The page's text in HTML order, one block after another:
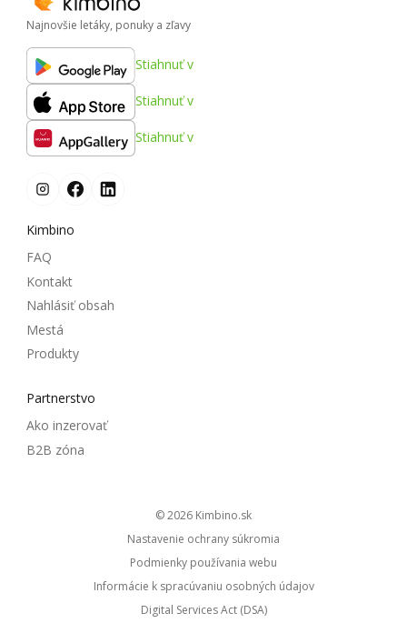
Najnovšie letáky, ponuky a zľavy
Stiahnuť v
Stiahnuť v
Stiahnuť v
Kimbino
FAQ
Kontakt
Nahlásiť obsah
Mestá
Produkty
Partnerstvo
Ako inzerovať
B2B zóna
© 2026
kimbino.sk
Nastavenie ochrany súkromia
Podmienky používania webu
Informácie k spracúvaniu osobných údajov
Digital Services Act (DSA)